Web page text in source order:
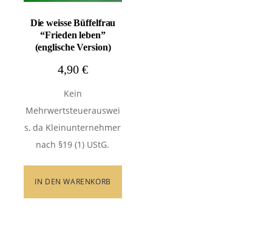
Die weisse Büffelfrau
“Frieden leben”
(englische Version)
4,90 €
Kein
Mehrwertsteuerauswei
s, da Kleinunternehmer
nach §19 (1) UStG.
IN DEN WARENKORB